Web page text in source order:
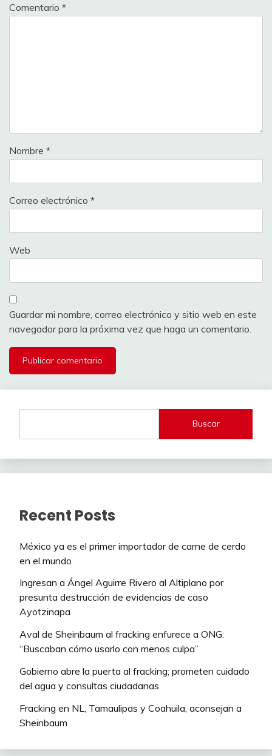
Comentario *
Nombre *
Correo electrónico *
Web
Guardar mi nombre, correo electrónico y sitio web en este
navegador para la próxima vez que haga un comentario.
Buscar
Recent Posts
México ya es el primer importador de carne de cerdo
en el mundo
Ingresan a Ángel Aguirre Rivero al Altiplano por
presunta destrucción de evidencias de caso
Ayotzinapa
Aval de Sheinbaum al fracking enfurece a ONG:
“Buscaban cómo usarlo con menos culpa”
Gobierno abre la puerta al fracking; prometen cuidado
del agua y consultas ciudadanas
Fracking en NL, Tamaulipas y Coahuila, aconsejan a
Sheinbaum